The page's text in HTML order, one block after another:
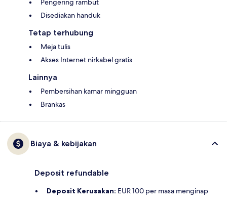
Pengering rambut
Disediakan handuk
Tetap terhubung
Meja tulis
Akses Internet nirkabel gratis
Lainnya
Pembersihan kamar mingguan
Brankas
Biaya & kebijakan
Deposit refundable
Deposit Kerusakan: EUR 100 per masa menginap